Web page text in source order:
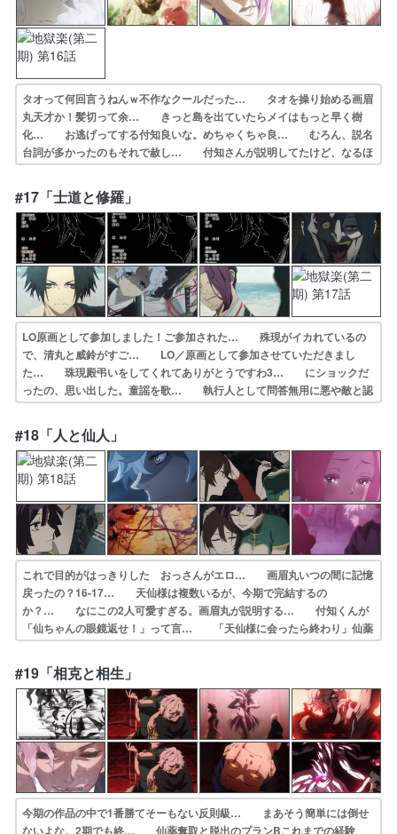
タオって何回言うねんｗ不作なクールだった… タオを操り始める画眉
丸天才か！髪切って余… きっと島を出ていたらメイはもっと早く樹
化… お逃げってする付知良いな。めちゃくちゃ良… むろん、説名
台詞が多かったのもそれで赦し… 付知さんが説明してたけど、なるほ
ど メイ… 弔兵衛は一人天仙と戦うが限界を迎え捕らえ… 島の成
り立ち謎解き回。弟くんはバッサリ髪… 弔兵衛が天仙の一人である蓮
と対峙する一方… 2年待ってこうってことは、本当に人手不足…
#17「士道と修羅」
LO原画として参加しました！ご参加された… 殊現がイカれているの
で、清丸と威鈴がすご… LO／原画として参加させていただきまし
た… 珠現殿弔いをしてくれてありがとうですわ3… にショックだ
ったの、思い出した。童謡を歌… 執行人として問答無用に悪や敵と認
定したら… めちゃくちゃおもしろかっっった……無事で… 画眉丸
や佐切たちにとっては生きる為の助け… 極端な善人はまた極端に狂っ
ている。強キャ… 清丸クソガキすぎるw威鈴可愛らしいのに物…
#18「人と仙人」
これで目的がはっきりした おっさんがエロ… 画眉丸いつの間に記憶
戻ったの？16-17… 天仙様は複数いるが、今期で完結するの
か？… なにこの2人可愛すぎる。画眉丸が説明する… 付知くんが
「仙ちゃんの眼鏡返せ！」って言… 「天仙様に会ったら終わり」仙薬
奪取と脱出… 杠先生にタオ乱れまくりの剣龍厳鉄斎画眉丸… 第二
原画で参加させていただきました。よろ… タオの特訓シーン面白かっ
た メイちゃんの… 杠のノリに付き合ってメガネ姿で講師を務め…
#19「相克と相生」
今期の作品の中で1番勝てそーもない反則級… まあそう簡単には倒せ
ないよな。2期でも終… 仙薬奪取と脱出のプランBこれまでの経験